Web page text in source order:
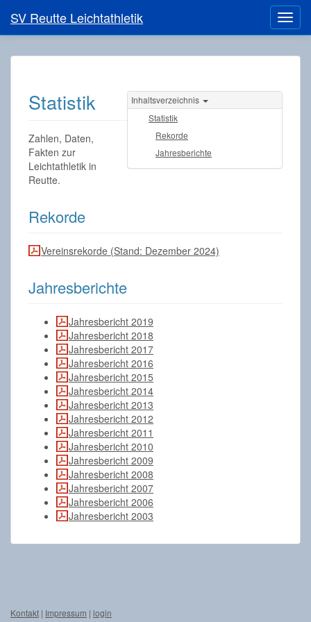
SV Reutte Leichtathletik
Inhaltsverzeichnis
Statistik
Rekorde
Jahresberichte
Statistik
Zahlen, Daten,
Fakten zur
Leichtathletik in
Reutte.
Rekorde
Vereinsrekorde (Stand: Dezember 2024)
Jahresberichte
Jahresbericht 2019
Jahresbericht 2018
Jahresbericht 2017
Jahresbericht 2016
Jahresbericht 2015
Jahresbericht 2014
Jahresbericht 2013
Jahresbericht 2012
Jahresbericht 2011
Jahresbericht 2010
Jahresbericht 2009
Jahresbericht 2008
Jahresbericht 2007
Jahresbericht 2006
Jahresbericht 2003
Kontakt | Impressum | login